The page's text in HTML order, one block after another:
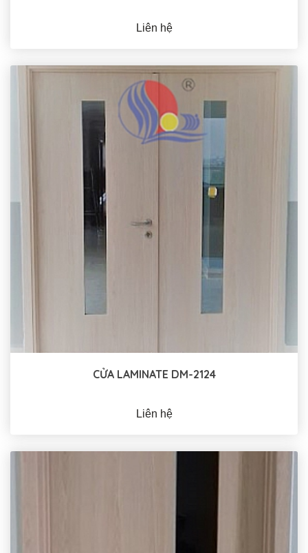
Liên hệ
CỬA LAMINATE DM-2124
Liên hệ